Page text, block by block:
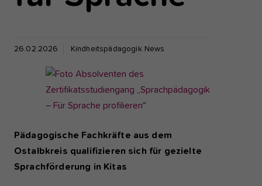
26.02.2026 Kindheitspädagogik News
Pädagogische Fachkräfte aus dem
Ostalbkreis qualifizieren sich für gezielte
Sprachförderung in Kitas